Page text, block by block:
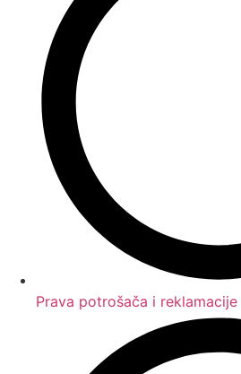
Prava potrošača i reklamacije